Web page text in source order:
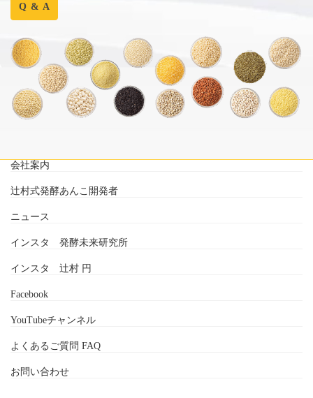
Q & A
会社案内
辻村式発酵あんこ開発者
ニュース
インスタ 発酵未来研究所
インスタ 辻村 円
Facebook
YouTubeチャンネル
よくあるご質問 FAQ
お問い合わせ